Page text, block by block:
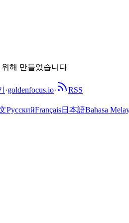
해 만들었습니다
·goldenfocus.io· RSS
РусскийFrançais日本語Bahasa